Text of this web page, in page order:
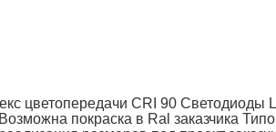
цветопередачи CRI 90
покраска в Ral заказчика